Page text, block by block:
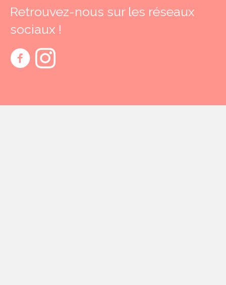
Retrouvez-nous sur les réseaux
sociaux !